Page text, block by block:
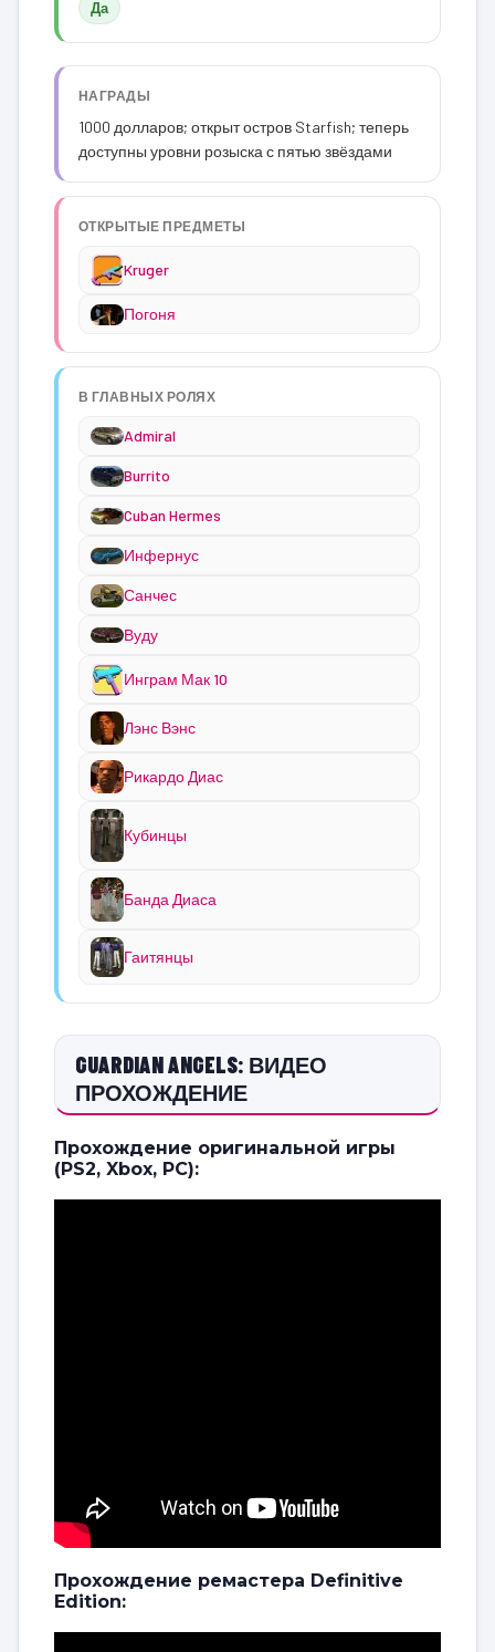
Да
НАГРАДЫ
1000 долларов; открыт остров Starfish; теперь
доступны уровни розыска с пятью звёздами
ОТКРЫТЫЕ ПРЕДМЕТЫ
Kruger
Погоня
В ГЛАВНЫХ РОЛЯХ
Admiral
Burrito
Cuban Hermes
Инфернус
Санчес
Вуду
Инграм Мак 10
Лэнс Вэнс
Рикардо Диас
Кубинцы
Банда Диаса
Гаитянцы
GUARDIAN ANGELS: ВИДЕО
ПРОХОЖДЕНИЕ
Прохождение оригинальной игры
(PS2, Xbox, PC):
Прохождение ремастера Definitive
Edition: